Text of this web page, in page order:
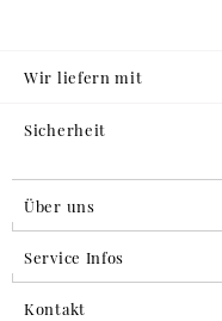
Wir liefern mit
Sicherheit
Über uns
Service Infos
Kontakt